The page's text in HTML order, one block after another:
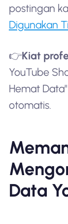
postingan
Digunakan
👉Kiat
YouTube
Hemat
otomatis.
Data